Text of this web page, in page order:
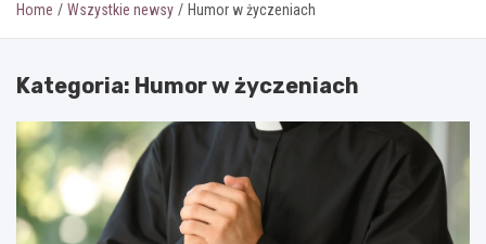
Home Wszystkie newsy Humor w życzeniach
Kategoria: Humor w życzeniach